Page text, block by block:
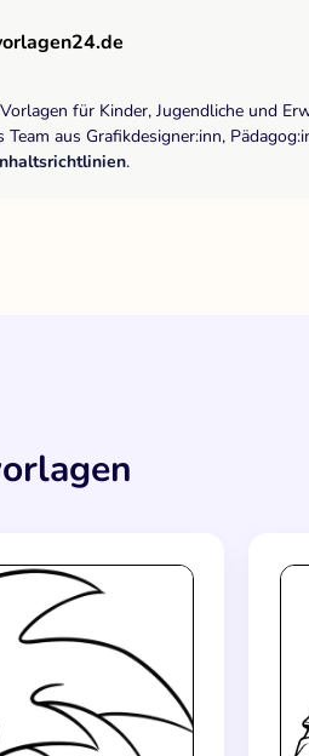
für Kinder, Jugendliche und
Team aus Grafikdesigner:inn,
.